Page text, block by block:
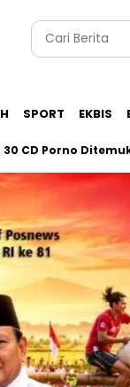
SPORT EKBIS
Ditemukan di